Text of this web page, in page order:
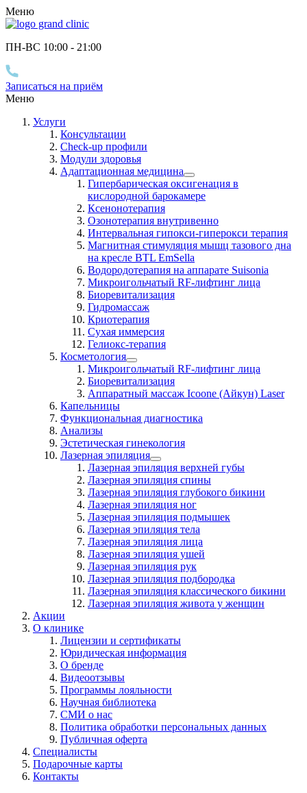
Меню
ПН-ВС 10:00 - 21 :00
Записаться на приём
Меню
Услуги
Консультации
Check-up профили
Модули здоровья
Адаптационная медицина
Гипербарическая оксигенация в
кислородной барокамере
Ксенонотерапия
Озонотерапия внутривенно
Интервальная гипокси-гиперокси терапия
Магнитная стимуляция мышц тазового дна
на кресле BTL EmSella
Водородотерапия на аппарате Suisonia
Микроигольчатый RF-лифтинг лица
Биоревитализация
Гидромассаж
Криотерапия
Сухая иммерсия
Гелиокс-терапия
Косметология
Микроигольчатый RF-лифтинг лица
Биоревитализация
Аппаратный массаж Icoone (Айкун) Laser
Капельницы
Функциональная диагностика
Анализы
Эстетическая гинекология
Лазерная эпиляция
Лазерная эпиляция верхней губы
Лазерная эпиляция спины
Лазерная эпиляция глубокого бикини
Лазерная эпиляция ног
Лазерная эпиляция подмышек
Лазерная эпиляция тела
Лазерная эпиляция лица
Лазерная эпиляция ушей
Лазерная эпиляция рук
Лазерная эпиляция подбородка
Лазерная эпиляция классического бикини
Лазерная эпиляция живота у женщин
Акции
О клинике
Лицензии и сертификаты
Юридическая информация
О бренде
Видеоотзывы
Программы лояльности
Научная библиотека
СМИ о нас
Политика обработки персональных данных
Публичная оферта
Специалисты
Подарочные карты
Контакты